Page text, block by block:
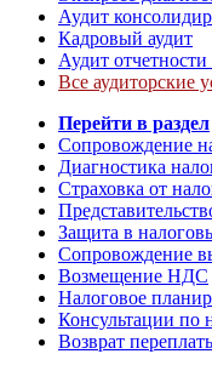
Аудит
Кадровый аудит
Аудит
Все аудиторские
Перейти в раздел
Сопровождение
Диагностика
Страховка от
Защита в
Сопровождение
Возмещение НДС
Налоговое
Консультации по
Возврат